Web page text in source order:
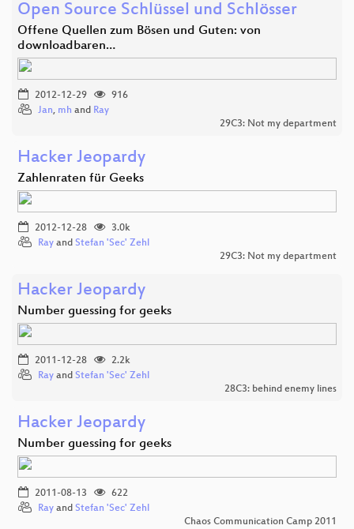
Open Source Schlüssel und Schlösser
Offene Quellen zum Bösen und Guten: von
downloadbaren…
2012-12-29
916
Jan, mh and Ray
29C3: Not my department
Hacker Jeopardy
Zahlenraten für Geeks
2012-12-28
3.0k
Ray and Stefan 'Sec' Zehl
29C3: Not my department
Hacker Jeopardy
Number guessing for geeks
2011-12-28
2.2k
Ray and Stefan 'Sec' Zehl
28C3: behind enemy lines
Hacker Jeopardy
Number guessing for geeks
2011-08-13
622
Ray and Stefan 'Sec' Zehl
Chaos Communication Camp 2011